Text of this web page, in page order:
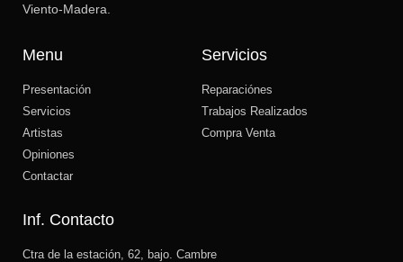
Viento-Madera.
Menu
Presentación
Servicios
Artistas
Opiniones
Contactar
Servicios
Reparaciónes
Trabajos Realizados
Compra Venta
Inf. Contacto
Ctra de la estación, 62, bajo. Cambre